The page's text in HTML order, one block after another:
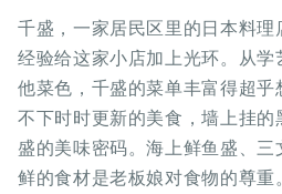
千盛，一家居民区里的日本料
经验给这家小店加上光环。从
他菜色，千盛的菜单丰富得超
不下时时更新的美食，墙上挂
盛的美味密码。海上鲜鱼盛、
鲜的食材是老板娘对食物的尊